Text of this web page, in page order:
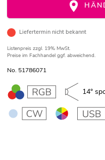
Liefertermin nicht bekannt
Listenpreis zzgl. 19% MwSt.
Preise im Fachhandel ggf. abweichend.
No. 51786071
14°